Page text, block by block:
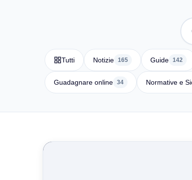
Tutti Notizie 165 Guide 142
Guadagnare online 34 Normative e